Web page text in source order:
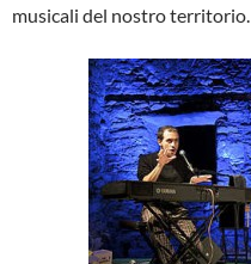
musicali del nostro territorio.